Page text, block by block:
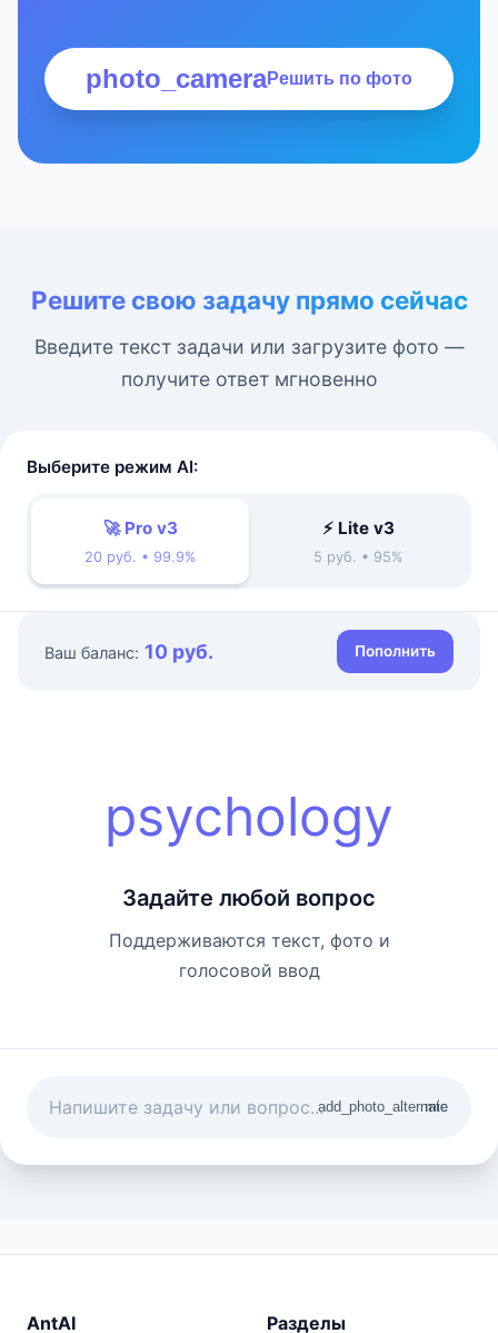
photo_cameraРешить по фото
Решите свою задачу прямо сейчас
Введите текст задачи или загрузите фото —
получите ответ мгновенно
Выберите режим AI:
🚀 Pro v3
20 руб. • 99.9%
⚡ Lite v3
5 руб. • 95%
Ваш баланс: 10 руб. Пополнить
psychology
Задайте любой вопрос
Поддерживаются текст, фото и
голосовой ввод
add_photo_alternate
mic
AntAI Разделы